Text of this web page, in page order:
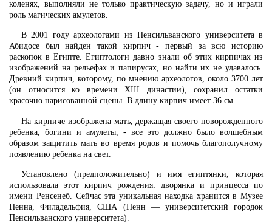
коленях, выполняли не только практическую задачу, но и играли
роль магических амулетов.
В 2001 году археологами из Пенсильванского университета в
Абидосе был найден такой кирпич - первый за всю историю
раскопок в Египте. Египтологи давно знали об этих кирпичах из
изображений на рельефах и папирусах, но найти их не удавалось.
Древний кирпич, которому, по мнению археологов, около 3700 лет
(он относится ко времени XIII династии), сохранил остатки
красочно нарисованной сцены. В длину кирпич имеет 36 см.
На кирпиче изображена мать, держащая своего новорожденного
ребенка, богини и амулеты, - все это должно было волшебным
образом защитить мать во время родов и помочь благополучному
появлению ребенка на свет.
Установлено (предположительно) и имя египтянки, которая
использовала этот кирпич рождения: дворянка и принцесса по
имени Ренсенеб. Сейчас эта уникальная находка хранится в Музее
Пенна, Филадельфия, США (Пенн — университетский городок
Пенсильванского университета).